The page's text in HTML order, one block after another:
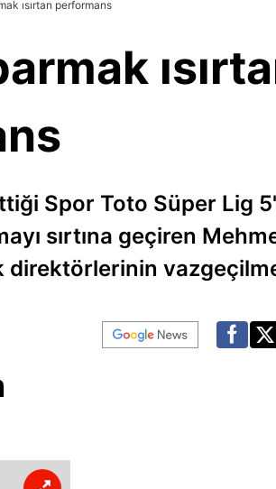
ısırtan performans
Spor Toto Süper Lig
sırtına geçiren
direktörlerinin